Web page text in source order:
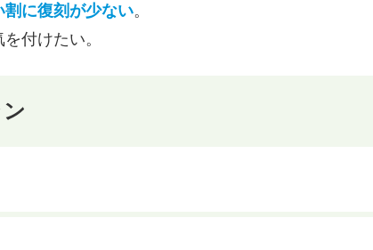
に復刻が少ない。
付けたい。